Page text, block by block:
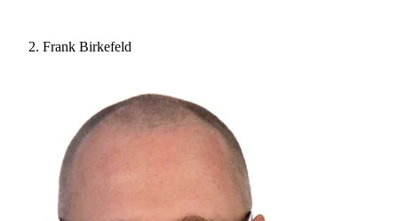
Frank Birkefeld